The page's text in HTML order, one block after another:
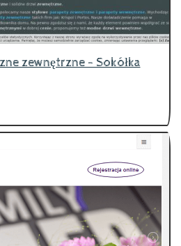
zewnętrzne - Sokółka